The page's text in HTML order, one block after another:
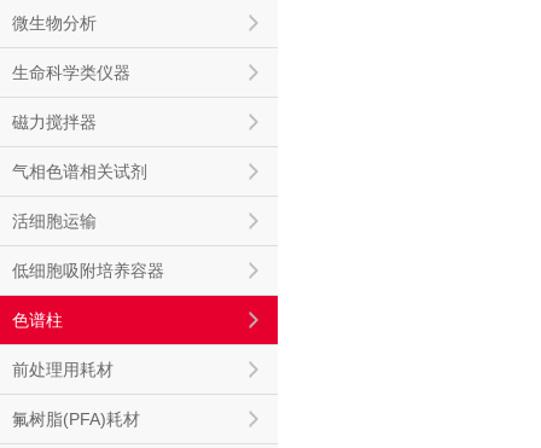
微生物分析
生命科学类仪器
磁力搅拌器
气相色谱相关试剂
活细胞运输
低细胞吸附培养容器
色谱柱
前处理用耗材
氟树脂(PFA)耗材